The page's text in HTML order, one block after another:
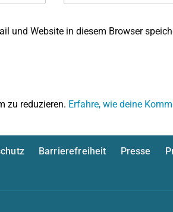
und Website in diesem Browser
zu reduzieren. Erfahre, wie deine
Barrierefreiheit Presse